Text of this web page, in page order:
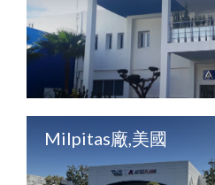
Milpitas廠,美國